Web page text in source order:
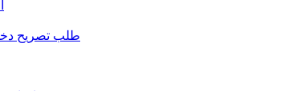
طلب تصريح